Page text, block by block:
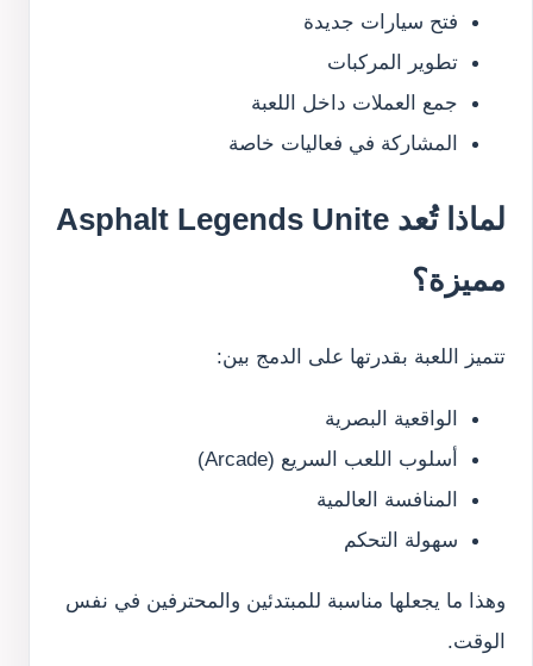
فتح سيارات جديدة
تطوير المركبات
جمع العملات داخل اللعبة
المشاركة في فعاليات خاصة
لماذا تُعد Asphalt Legends Unite
مميزة؟
تتميز اللعبة بقدرتها على الدمج بين:
الواقعية البصرية
أسلوب اللعب السريع (Arcade)
المنافسة العالمية
سهولة التحكم
وهذا ما يجعلها مناسبة للمبتدئين والمحترفين في نفس
الوقت.